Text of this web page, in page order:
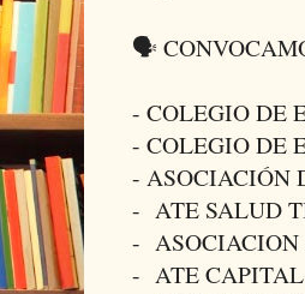
🗣️
- COLEGIO DE
- COLEGIO DE
- ASOCIACIÓN
- ATE SALUD
- ASOCIACION
- ATE